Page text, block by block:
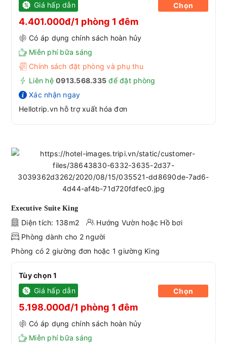
Giá hấp dẫn
4.401.000đ/1 phòng 1 đêm
Có áp dụng chính sách hoàn hủy
Miễn phí bữa sáng
Chính sách đặt phòng và phụ thu
Liên hệ 0913.568.335 để đặt phòng
Xác nhận ngay
Hellotrip.vn hỗ trợ xuất hóa đơn
Chọn
Executive Suite King
Diện tích: 138m2
Hướng Vườn hoặc Hồ bơi
Phòng dành cho 2 người
Phòng có 2 giường đơn hoặc 1 giường King
Tùy chọn 1
Giá hấp dẫn
5.198.000đ/1 phòng 1 đêm
Có áp dụng chính sách hoàn hủy
Miễn phí bữa sáng
Chọn